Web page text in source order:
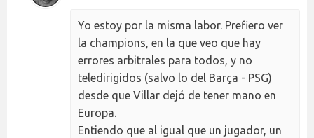
Yo estoy por la misma labor. Prefiero ver
la champions, en la que veo que hay
errores arbitrales para todos, y no
teledirigidos (salvo lo del Barça - PSG)
desde que Villar dejó de tener mano en
Europa.
Entiendo que al igual que un jugador, un